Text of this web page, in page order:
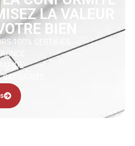
LA VALEUR
BIEN
100% CERTIFIÉS